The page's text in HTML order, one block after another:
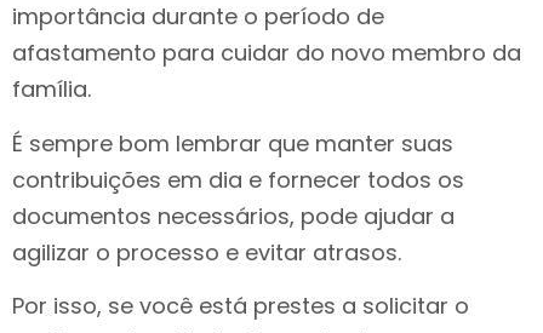
importância durante o período de
afastamento para cuidar do novo membro da
família.
É sempre bom lembrar que manter suas
contribuições em dia e fornecer todos os
documentos necessários, pode ajudar a
agilizar o processo e evitar atrasos.
Por isso, se você está prestes a solicitar o